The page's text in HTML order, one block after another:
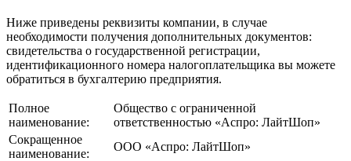
Ниже приведены реквизиты компании, в случае
необходимости получения дополнительных документов:
свидетельства о государственной регистрации,
идентификационного номера налогоплательщика вы можете
обратиться в бухгалтерию предприятия.
Полное
наименование:
Общество с ограниченной
ответственностью «Аспро: ЛайтШоп»
Сокращенное
наименование:
ООО «Аспро: ЛайтШоп»